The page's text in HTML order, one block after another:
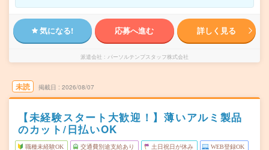
気になる! 応募へ進む 詳しく見る
派遣会社 パーソルテンプスタッフ株式会社
未読 掲載日 2026/08/07
【未経験スタート大歓迎！】薄いアルミ製品
のカット/日払いOK
職種未経験OK 交通費別途支給あり 土日祝日が休み WEB登録OK